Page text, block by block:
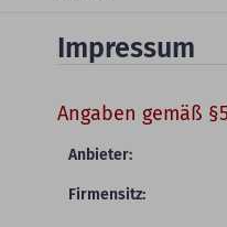
Impressum
Angaben gemäß
Anbieter:
Firmensitz: